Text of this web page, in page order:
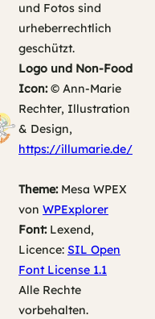
und Fotos sind
urheberrechtlich
geschützt.
Logo und Non-Food
Icon:© Ann-Marie
Rechter, Illustration
& Design,
https://illumarie.de/
Theme:Mesa WPEX
von WPExplorer
Font:Lexend,
Licence: SIL Open
Font License 1.1
Alle Rechte
vorbehalten.